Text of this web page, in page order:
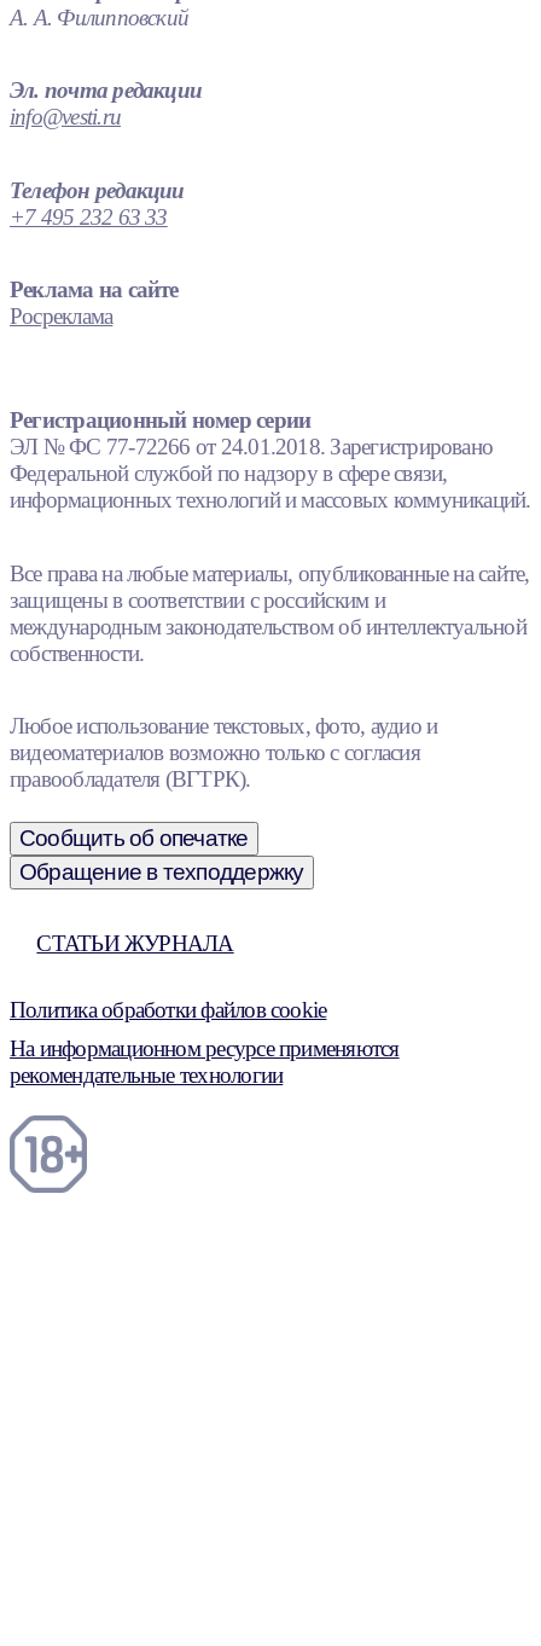
А. А. Филипповский
Эл. почта редакции
info@vesti.ru
Телефон редакции
+7 495 232 63 33
Реклама на сайте
Росреклама
Регистрационный номер серии
ЭЛ № ФС 77-72266 от 24.01.2018. Зарегистрировано
Федеральной службой по надзору в сфере связи,
информационных технологий и массовых коммуникаций.
Все права на любые материалы, опубликованные на сайте,
защищены в соответствии с российским и
международным законодательством об интеллектуальной
собственности.
Любое использование текстовых, фото, аудио и
видеоматериалов возможно только с согласия
правообладателя (ВГТРК).
Сообщить об опечатке
Обращение в техподдержку
СТАТЬИ ЖУРНАЛА
Политика обработки файлов cookie
На информационном ресурсе применяются
рекомендательные технологии